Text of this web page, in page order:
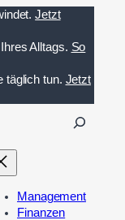
Jetzt
Alltags. So
täglich tun. Jetzt
n
Management
Finanzen